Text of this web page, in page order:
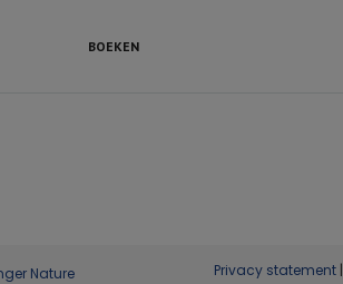
BOEKEN
Nature Privacy statement|